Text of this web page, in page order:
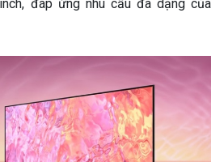
đáp ứng nhu cầu đa dạng của